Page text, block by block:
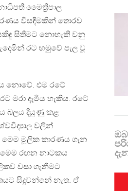
මෛත්‍රිපාල
විසඳීමකින් තොරව
සිතීමට නොහැකි වනු
රට හමුවේ පැල වූ
නොවේ. එම රටේ
මරා දැමිය හැකිය. රටේ
බලය දියුණු කළ
වලින්
මෙම මූලික කාරණය ගැන
රඟන නාටකය
වසා ගැනීමට
සිදුවන්නේ නැත. ඒ